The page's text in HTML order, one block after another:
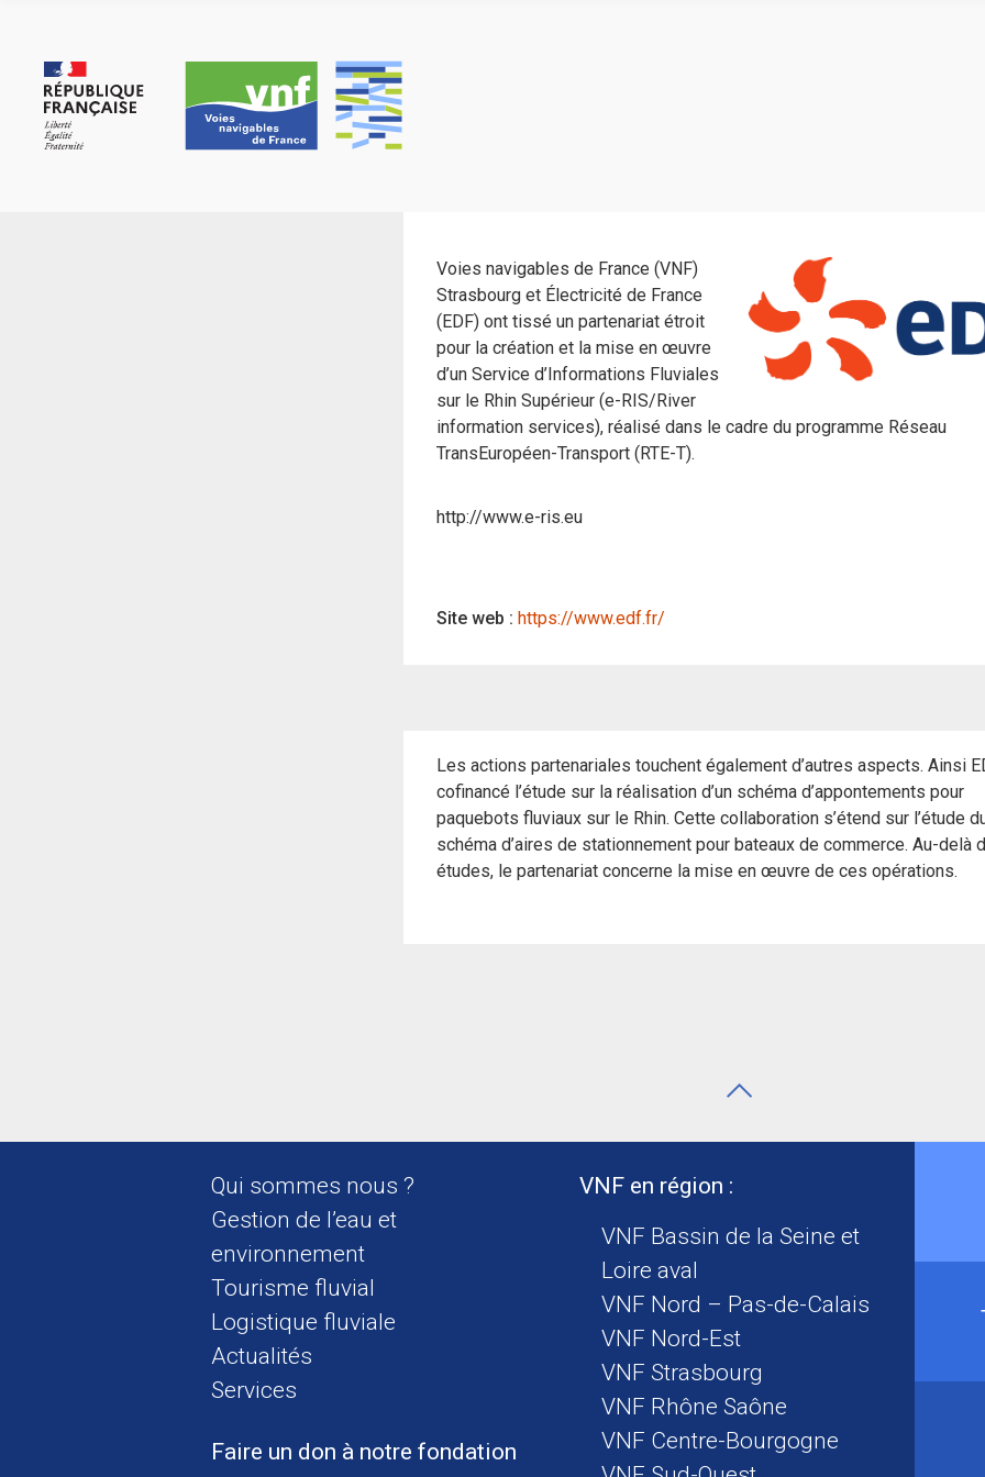
Voies navigables de France (VNF)
Strasbourg et Électricité de France
(EDF) ont tissé un partenariat étroit
pour la création et la mise en œuvre
d’un Service d’Informations Fluviales
sur le Rhin Supérieur (e-RIS/River
information services), réalisé dans le cadre du programme Réseau
TransEuropéen-Transport (RTE-T).
http://www.e-ris.eu
Site web : https://www.edf.fr/
Les actions partenariales touchent également d’autres aspects. Ainsi
cofinancé l’étude sur la réalisation d’un schéma d’appontements pour
paquebots fluviaux sur le Rhin. Cette collaboration s’étend sur l’étude
schéma d’aires de stationnement pour bateaux de commerce. Au-delà
études, le partenariat concerne la mise en œuvre de ces opérations.
Qui sommes nous ?
Gestion de l’eau et
environnement
Tourisme fluvial
Logistique fluviale
Actualités
Services
Faire un don à notre fondation
VNF en région :
VNF Bassin de la Seine et
Loire aval
VNF Nord – Pas-de-Calais
VNF Nord-Est
VNF Strasbourg
VNF Rhône Saône
VNF Centre-Bourgogne